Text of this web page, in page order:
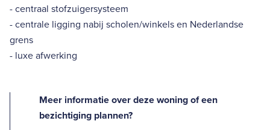
- centraal stofzuigersysteem
- centrale ligging nabij scholen/winkels en Nederlandse
grens
- luxe afwerking
Meer informatie over deze woning of een
bezichtiging plannen?